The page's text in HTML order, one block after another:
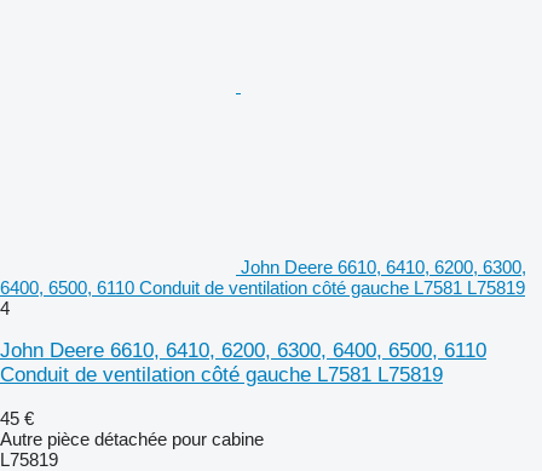
John Deere 6610, 6410, 6200, 6300,
6400, 6500, 6110 Conduit de ventilation côté gauche L7581 L75819
4
John Deere 6610, 6410, 6200, 6300, 6400, 6500, 6110
Conduit de ventilation côté gauche L7581 L75819
45 €
Autre pièce détachée pour cabine
L75819